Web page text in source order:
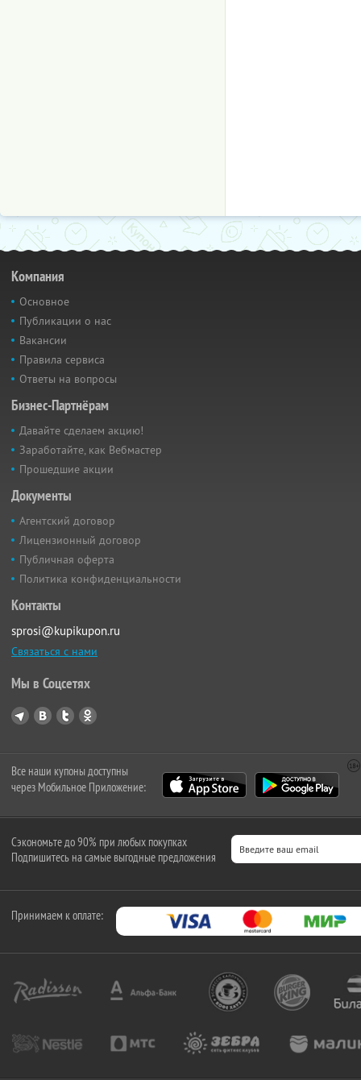
Компания
Основное
Публикации о нас
Вакансии
Правила сервиса
Ответы на вопросы
Бизнес-Партнёрам
Давайте сделаем акцию!
Заработайте, как Вебмастер
Прошедшие акции
Документы
Агентский договор
Лицензионный договор
Публичная оферта
Политика конфиденциальности
Контакты
sprosi@kupikupon.ru
Связаться с нами
Мы в Соцсетях
Все наши купоны доступны
через Мобильное Приложение:
Сэкономьте до 90% при любых покупках
Подпишитесь на самые выгодные предложения
Принимаем к оплате: